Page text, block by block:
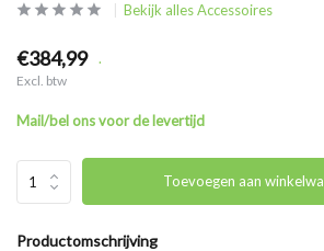
Bekijk alles Accessoires
€384,99 .
Excl. btw
Mail/bel ons voor de levertijd
Toevoegen aan
Productomschrijving